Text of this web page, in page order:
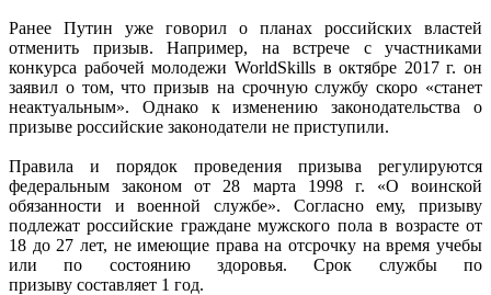
Ранее Путин уже говорил о планах российских властей
отменить призыв. Например, на встрече с участниками
конкурса рабочей молодежи WorldSkills в октябре 2017 г. он
заявил о том, что призыв на срочную службу скоро «станет
неактуальным». Однако к изменению законодательства о
призыве российские законодатели не приступили.
Правила и порядок проведения призыва регулируются
федеральным законом от 28 марта 1998 г. «О воинской
обязанности и военной службе». Согласно ему, призыву
подлежат российские граждане мужского пола в возрасте от
18 до 27 лет, не имеющие права на отсрочку на время учебы
или по состоянию здоровья. Срок службы по
призыву составляет 1 год.